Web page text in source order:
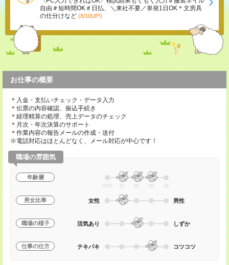
自由＃短時間OK＃日払、＼来社不要／単発1日OK＊文房具
の仕分けなど (8/10UP!)
お仕事の概要
＊入金・支払いチェック・データ入力
＊伝票の内容確認、振込手続き
＊経理精算の処理、売上データのチェック
＊月次・年次決算のサポート
＊作業内容の報告メールの作成・送付
※電話対応はほとんどなく、メール対応が中心です！
職場の雰囲気
年齢層
20代 30 40 50 60
男女比率 女性 男性
職場の様子 活気あり しずか
仕事の仕方 テキパキ コツコツ